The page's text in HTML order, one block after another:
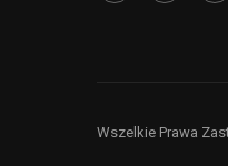
Wszelkie Prawa